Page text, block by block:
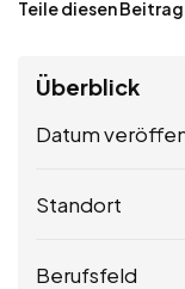
Teile diesen
Überblick
Datum
Standort
Berufsfeld